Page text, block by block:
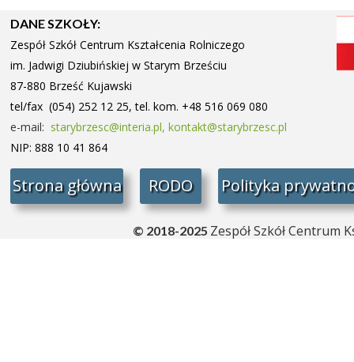
Strona główna Polityka
RODO
DANE SZKOŁY:
Zespół Szkół Centrum Kształcenia Rolniczego
im. Jadwigi Dziubińskiej w Starym Brześciu
87-880 Brześć Kujawski
tel/fax (054) 252 12 25, tel. kom. +48 516 069 080
e-mail: starybrzesc@interia.pl, kontakt@starybrzesc.pl
NIP: 888 10 41 864
© 2018-2025 Zespół Szkół Centrum